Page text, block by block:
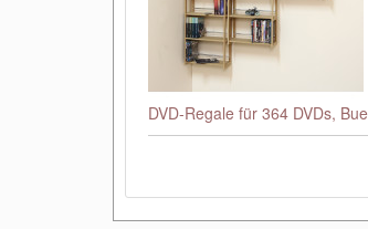
DVD-Regale für 364 DVDs,